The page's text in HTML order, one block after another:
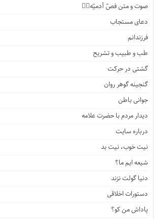
صوت و متن فصّ آدمیّه۱️⃣
دعای مستجاب
فرزندانم
طب و طبیب و تشریح
گشتی در حرکت
گنجینه گوهر روان
جوانی باطن
دیدار مردم با حضرت علامه
درباره سایت
نیت خوب، نیت بد
شیعه ایم ما؟
دنیا گولت نزند
دستورات اخلاقی
پاداش من کو؟